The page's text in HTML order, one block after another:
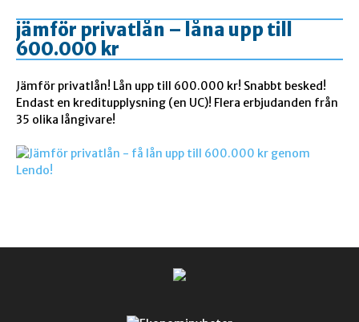
jämför privatlån – låna upp till
600.000 kr
Jämför privatlån! Lån upp till 600.000 kr! Snabbt besked!
Endast en kreditupplysning (en UC)! Flera erbjudanden från
35 olika långivare!